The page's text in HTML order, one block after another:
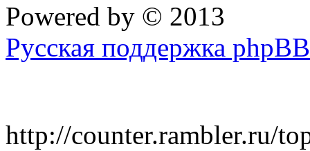
Powered by © 2013
Русская поддержка phpBB
http://counter.rambler.ru/